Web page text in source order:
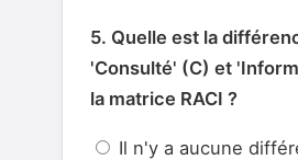
5. Quelle est la
'Consulté' (C) et
la matrice RACI ?
Il n'y a aucune